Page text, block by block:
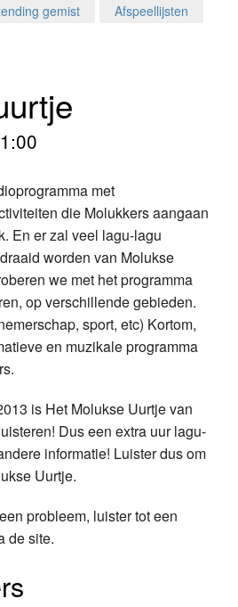
gemist
Afspeellijsten
met
die Molukkers aangaan
En er zal veel lagu-lagu
worden van Molukse
we met het programma
op verschillende gebieden.
sport, etc) Kortom,
en muzikale programma
is Het Molukse Uurtje van
Dus een extra uur lagu-
informatie! Luister dus om
Uurtje.
probleem, luister tot een
de site.